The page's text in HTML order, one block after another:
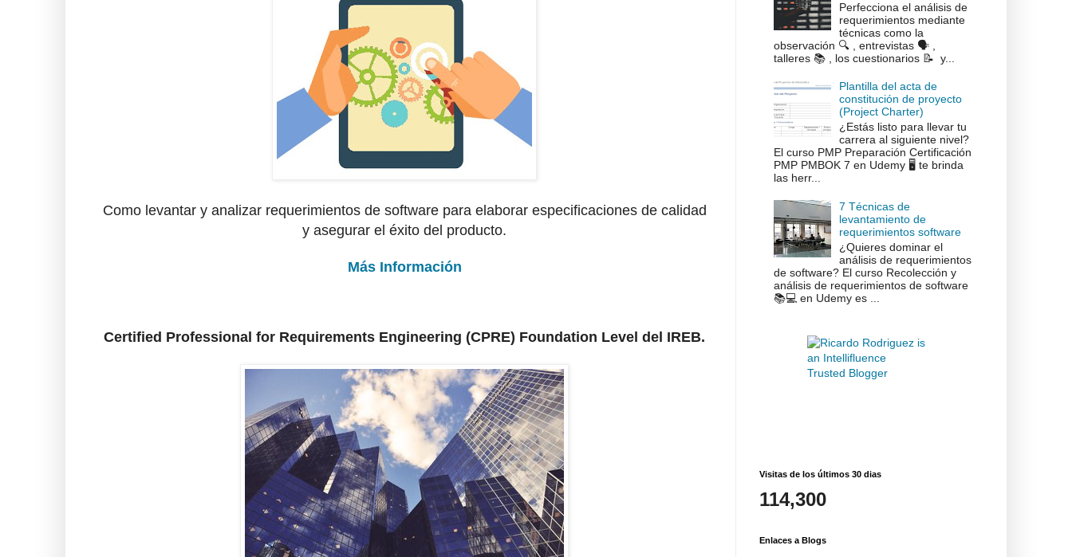
Como levantar y analizar requerimientos de software para elaborar especificaciones de calidad
y asegurar el éxito del producto.
Más Información
Certified Professional for Requirements Engineering (CPRE) Foundation Level del IREB.
Perfecciona el análisis de
requerimientos mediante
técnicas como la
observación 🔍 , entrevistas 🗣️ ,
talleres 📚 , los cuestionarios 📝 y...
Plantilla del acta de
constitución de proyecto
(Project Charter)
¿Estás listo para llevar tu
carrera al siguiente nivel?
El curso PMP Preparación Certificación
PMP PMBOK 7 en Udemy 🖥️ te brinda
las herr...
7 Técnicas de
levantamiento de
requerimientos software
¿Quieres dominar el
análisis de requerimientos
de software? El curso Recolección y
análisis de requerimientos de software
📚💻 en Udemy es ...
Visitas de los últimos 30 dias
114,300
Enlaces a Blogs